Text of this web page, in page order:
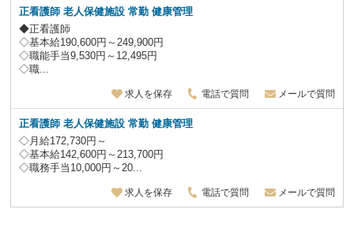
正看護師老人保健施設 常勤 健康管理
◆正看護師
◇基本給190,600円～249,900円
◇職能手当9,530円～12,495円
◇職...
求人を保存 電話で質問 メールで質問
正看護師老人保健施設 常勤健康管理
◇月給172,730円～
◇基本給142,600円～213,700円
◇職務手当10,000円～20...
求人を保存 電話で質問 メールで質問